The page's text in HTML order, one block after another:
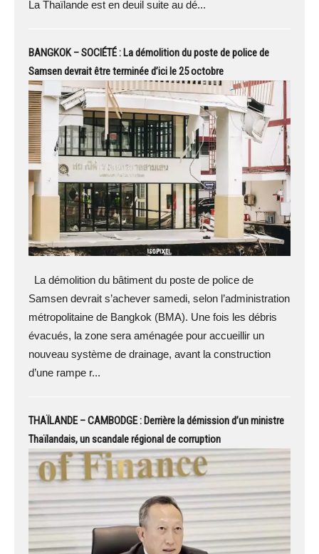
La Thaïlande est en deuil suite au dé...
BANGKOK – SOCIÉTÉ : La démolition du poste de police de
Samsen devrait être terminée d’ici le 25 octobre
La démolition du bâtiment du poste de police de
Samsen devrait s’achever samedi, selon l’administration
métropolitaine de Bangkok (BMA). Une fois les débris
évacués, la zone sera aménagée pour accueillir un
nouveau système de drainage, avant la construction
d’une rampe r...
THAÏLANDE – CAMBODGE : Derrière la démission d’un ministre
Thaïlandais, un scandale régional de corruption